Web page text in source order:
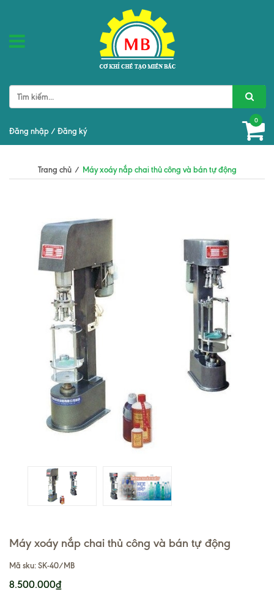
0
Đăng nhập / Đăng ký
Trang chủ / Máy xoáy nắp chai thủ công và bán tự động
Máy xoáy nắp chai thủ công và bán tự động
Mã sku:SK-40/MB
8.500.000₫